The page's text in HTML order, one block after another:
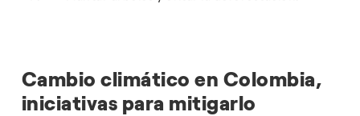
Cambio climático en Colombia,
iniciativas para mitigarlo